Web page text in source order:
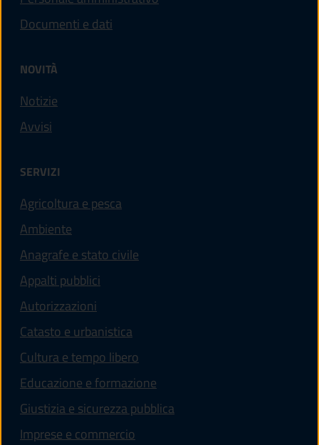
Documenti e dati
NOVITÀ
Notizie
Avvisi
SERVIZI
Agricoltura e pesca
Ambiente
Anagrafe e stato civile
Appalti pubblici
Autorizzazioni
Catasto e urbanistica
Cultura e tempo libero
Educazione e formazione
Giustizia e sicurezza pubblica
Imprese e commercio